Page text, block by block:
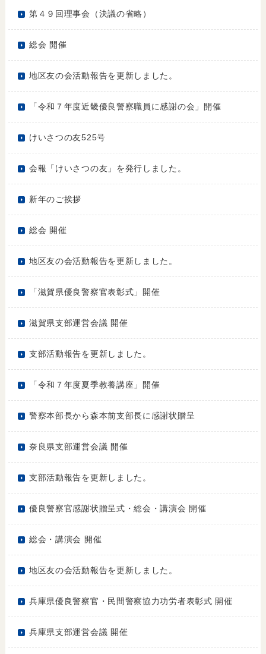
第４９回理事会（決議の省略）
総会 開催
地区友の会活動報告を更新しました。
「令和７年度近畿優良警察職員に感謝の会」開催
けいさつの友525号
会報「けいさつの友」を発行しました。
新年のご挨拶
総会 開催
地区友の会活動報告を更新しました。
「滋賀県優良警察官表彰式」開催
滋賀県支部運営会議 開催
支部活動報告を更新しました。
「令和７年度夏季教養講座」開催
警察本部長から森本前支部長に感謝状贈呈
奈良県支部運営会議 開催
支部活動報告を更新しました。
優良警察官感謝状贈呈式・総会・講演会 開催
総会・講演会 開催
地区友の会活動報告を更新しました。
兵庫県優良警察官・民間警察協力功労者表彰式 開催
兵庫県支部運営会議 開催